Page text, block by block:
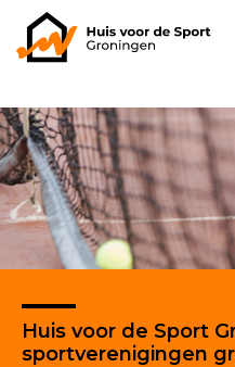
Huis voor de Sport
sportverenigingen